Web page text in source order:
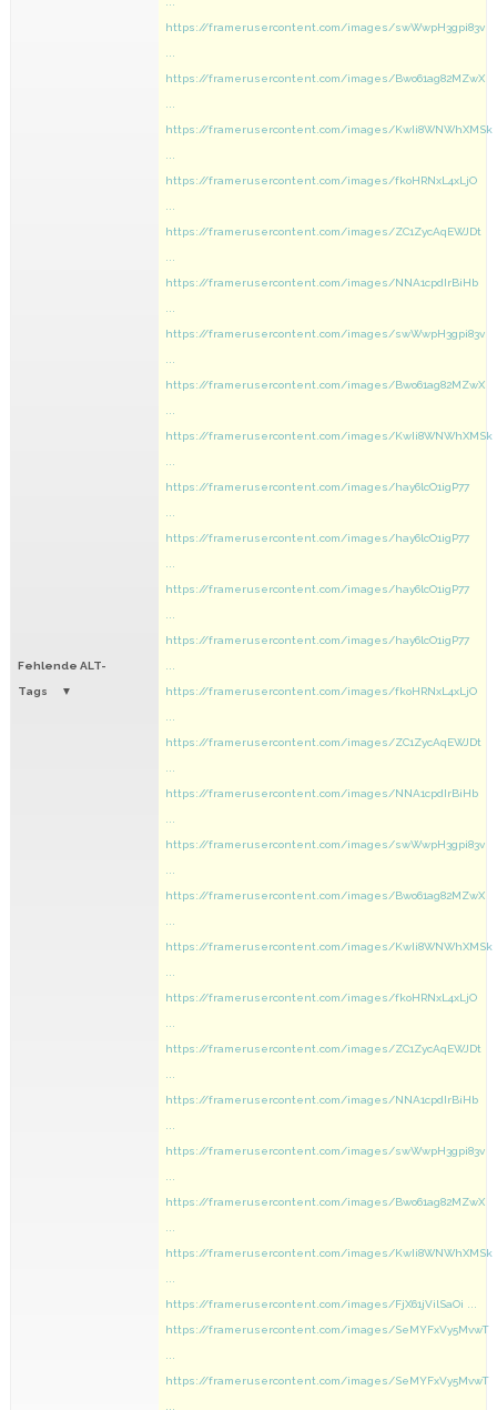
Fehlende ALT-
Tags
https://framerusercontent.com/images/swWwpH3gpi83v
https://framerusercontent.com/images/Bwo61ag82MZwX
https://framerusercontent.com/images/KwIi8WNWhXMSk
https://framerusercontent.com/images/fkoHRNxL4xLjO
https://framerusercontent.com/images/ZC1ZycAqEWJDt
https://framerusercontent.com/images/NNA1cpdIrBiHb
https://framerusercontent.com/images/swWwpH3gpi83v
https://framerusercontent.com/images/Bwo61ag82MZwX
https://framerusercontent.com/images/KwIi8WNWhXMSk
https://framerusercontent.com/images/hay6lcO1igP77
https://framerusercontent.com/images/hay6lcO1igP77
https://framerusercontent.com/images/hay6lcO1igP77
https://framerusercontent.com/images/hay6lcO1igP77
https://framerusercontent.com/images/fkoHRNxL4xLjO
https://framerusercontent.com/images/ZC1ZycAqEWJDt
https://framerusercontent.com/images/NNA1cpdIrBiHb
https://framerusercontent.com/images/swWwpH3gpi83v
https://framerusercontent.com/images/Bwo61ag82MZwX
https://framerusercontent.com/images/KwIi8WNWhXMSk
https://framerusercontent.com/images/fkoHRNxL4xLjO
https://framerusercontent.com/images/ZC1ZycAqEWJDt
https://framerusercontent.com/images/NNA1cpdIrBiHb
https://framerusercontent.com/images/swWwpH3gpi83v
https://framerusercontent.com/images/Bwo61ag82MZwX
https://framerusercontent.com/images/KwIi8WNWhXMSk
https://framerusercontent.com/images/FjX61jVilSaOi ...
https://framerusercontent.com/images/SeMYFxVy5MvwT
https://framerusercontent.com/images/SeMYFxVy5MvwT